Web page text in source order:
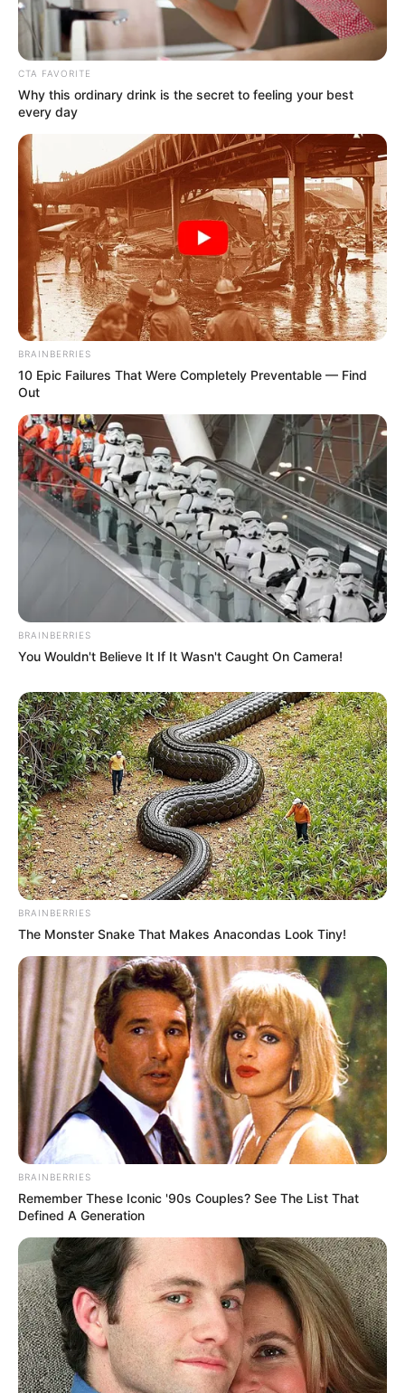
CTA FAVORITE
Why this ordinary drink is the secret to feeling your best
every day
BRAINBERRIES
10 Epic Failures That Were Completely Preventable — Find
Out
BRAINBERRIES
You Wouldn't Believe It If It Wasn't Caught On Camera!
BRAINBERRIES
The Monster Snake That Makes Anacondas Look Tiny!
BRAINBERRIES
Remember These Iconic '90s Couples? See The List That
Defined A Generation